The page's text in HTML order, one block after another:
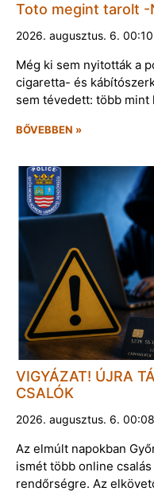
Toto megint tarolt -
2026. augusztus. 6. 00:10
Még ki sem nyitották a
cigaretta- és
sem tévedett: több
BŐVEBBEN »
VIGYÁZAT! ÚJRA
CSALÓK
2026. augusztus. 6. 00:08
Az elmúlt napokban
ismét több online
rendőrségre. Az